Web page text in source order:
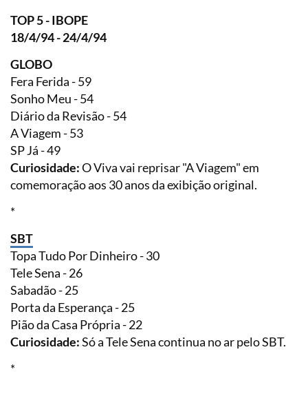
TOP 5 - IBOPE
18/4/94 - 24/4/94
GLOBO
Fera Ferida - 59
Sonho Meu - 54
Diário da Revisão - 54
A Viagem - 53
SP Já - 49
Curiosidade:O Viva vai reprisar "A Viagem" em
comemoração aos 30 anos da exibição original.
*
SBT
Topa Tudo Por Dinheiro - 30
Tele Sena - 26
Sabadão - 25
Porta da Esperança - 25
Pião da Casa Própria - 22
Curiosidade:Só a Tele Sena continua no ar pelo SBT.
*